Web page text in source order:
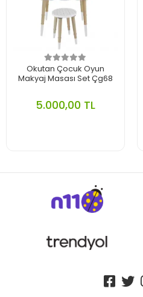
Okutan Çocuk Oyun
Makyaj Masası Set Çg68
5.000,00 TL